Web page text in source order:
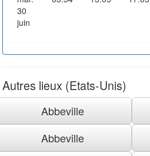
30
juin
Autres lieux (Etats-Unis)
Abbeville
Abbeville